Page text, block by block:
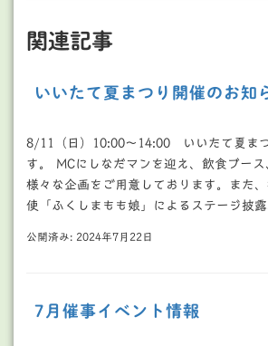
関連記事
いいたて夏まつり開催のお知
8/11（日）10:00～14:00 いいたて夏ま
す。 MCにしなだマンを迎え、飲食ブー
様々な企画をご用意しております。また
使「ふくしまもも娘」によるステージ披
公開済み: 2024年7月22日
7月催事イベント情報